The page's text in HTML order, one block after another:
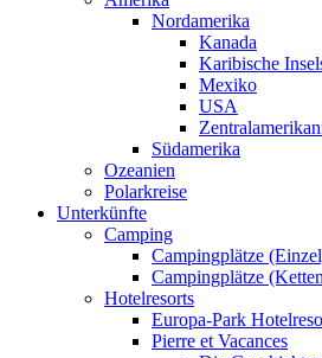
Nordamerika
Kanada
Karibische
Mexiko
USA
Südamerika
Ozeanien
Polarkreise
Unterkünfte
Camping
Campingplätze
Campingplätze
Hotelresorts
Europa-Park
Pierre et Vacances